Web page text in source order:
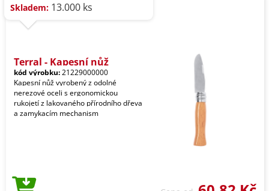
Skladem: 13.000 ks
Terral - Kapesní nůž
kód výrobku:21229000000
Kapesní nůž vyrobený z odolné
nerezové oceli s ergonomickou
rukojetí z lakovaného přírodního dřeva
a zamykacím mechanism